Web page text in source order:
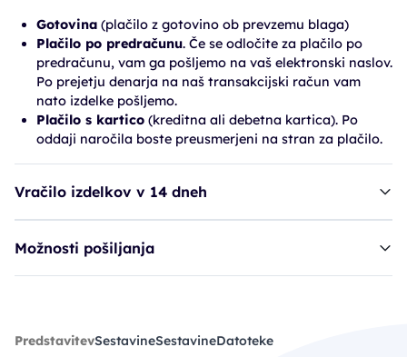
Gotovina (plačilo z gotovino ob prevzemu blaga)
Plačilo po predračunu. Če se odločite za plačilo po
predračunu, vam ga pošljemo na vaš elektronski naslov.
Po prejetju denarja na naš transakcijski račun vam
nato izdelke pošljemo.
Plačilo s kartico (kreditna ali debetna kartica). Po
oddaji naročila boste preusmerjeni na stran za plačilo.
Vračilo izdelkov v 14 dneh
Možnosti pošiljanja
4 REF barva - kostanjeva
PredstavitevSestavineSestavineDatoteke